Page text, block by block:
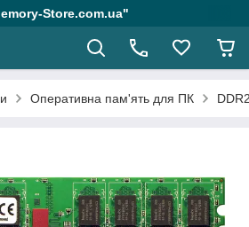
Store.com.ua"
Оперативна пам'ять для ПК